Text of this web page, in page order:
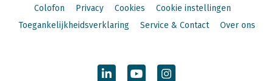
Colofon
Privacy Cookies
Cookie instellingen
Toegankelijkheidsverklaring
Service & Contact Over ons